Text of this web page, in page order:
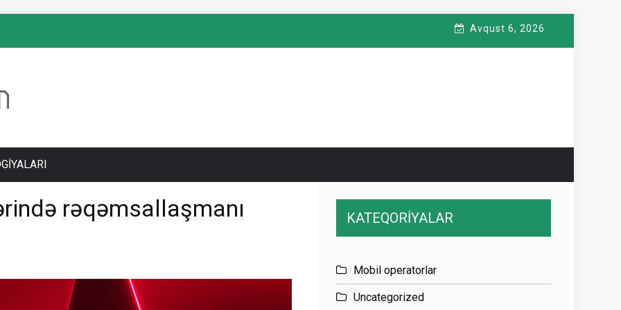
Avqust 6, 2026
rəqəmsallaşmanı
KATEQORİYALAR
Mobil operatorlar
Uncategorized